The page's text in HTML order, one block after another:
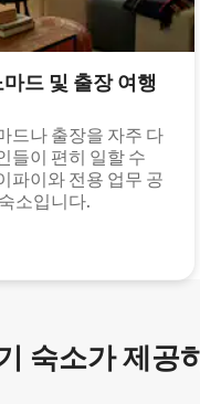
드 및 출장 여행
드나 출장을 자주 다
들이 편히 일할 수
파이와 전용 업무 공
소입니다.
숙소가 제공